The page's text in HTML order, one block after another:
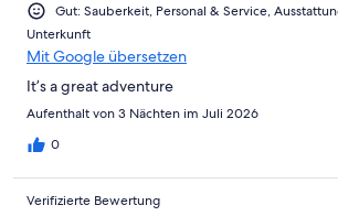
Gut: Sauberkeit, Personal & Service,
Unterkunft
Mit Google übersetzen
It’s a great adventure
Aufenthalt von 3 Nächten im Juli 2026
0
Verifizierte Bewertung